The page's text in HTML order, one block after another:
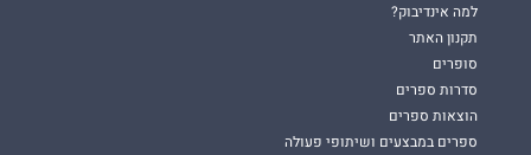
למה אינדיבוק?
תקנון האתר
סופרים
סדרות ספרים
הוצאות ספרים
ספרים במבצעים ושיתופי פעולה